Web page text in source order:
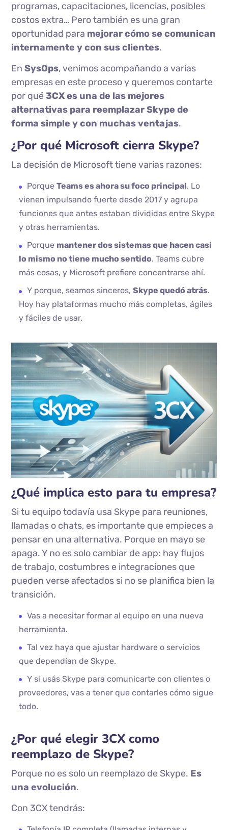
programas, capacitaciones, licencias, posibles
costos extra… Pero también es una gran
oportunidad para mejorar cómo se comunican
internamente y con sus clientes.
EnSysOps, venimos acompañando a varias
empresas en este proceso y queremos contarte
por qué3CX es una de las mejores
alternativas para reemplazar Skype de
forma simple y con muchas ventajas.
¿Por qué Microsoft cierra Skype?
La decisión de Microsoft tiene varias razones:
PorqueTeams es ahora su foco principal. Lo
vienen impulsando fuerte desde 2017 y agrupa
funciones que antes estaban divididas entre Skype
y otras herramientas.
Porque mantener dos sistemas que hacen casi
lo mismo no tiene mucho sentido. Teams cubre
más cosas, y Microsoft prefiere concentrarse ahí.
Y porque, seamos sinceros,Skype quedó atrás.
Hoy hay plataformas mucho más completas, ágiles
y fáciles de usar.
¿Qué implica esto para tu empresa?
Si tu equipo todavía usa Skype para reuniones,
llamadas o chats, es importante que empieces a
pensar en una alternativa. Porque en mayo se
apaga. Y no es solo cambiar de app: hay flujos
de trabajo, costumbres e integraciones que
pueden verse afectados si no se planifica bien la
transición.
Vas a necesitar formar al equipo en una nueva
herramienta.
Tal vez haya que ajustar hardware o servicios
que dependían de Skype.
Y si usás Skype para comunicarte con clientes o
proveedores, vas a tener que contarles cómo sigue
todo.
¿Por qué elegir 3CX como
reemplazo de Skype?
Porque no es solo un reemplazo de Skype. Es
una evolución.
Con 3CX tendrás: